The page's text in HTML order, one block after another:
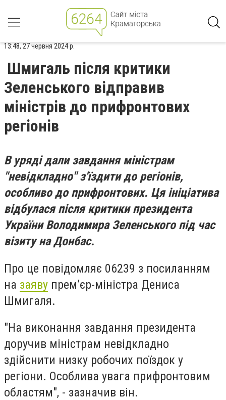
13:48, 27 червня 2024 р.
Шмигаль після критики
Зеленського відправив
міністрів до прифронтових
регіонів
В уряді дали завдання міністрам
"невідкладно" з'їздити до регіонів,
особливо до прифронтових. Ця ініціатива
відбулася після критики президента
України Володимира Зеленського під час
візиту на Донбас.
Про це повідомляє 06239 з посиланням
на заяву прем’єр-міністра Дениса
Шмигаля.
"На виконання завдання президента
доручив міністрам невідкладно
здійснити низку робочих поїздок у
регіони. Особлива увага прифронтовим
областям", - зазначив він.